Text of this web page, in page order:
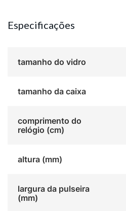
praticidade.
Especificações
tamanho do vidro
tamanho da caixa
comprimento do
relógio (cm)
altura (mm)
largura da pulseira
(mm)